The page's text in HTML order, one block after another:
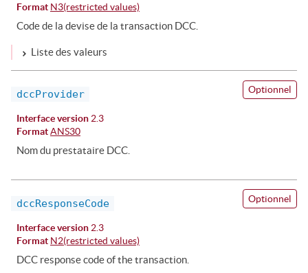
Format N3(restricted values)
Code de la devise de la transaction DCC.
Liste des valeurs
dccProvider Optionnel
Interface version 2.3
Format ANS30
Nom du prestataire DCC.
dccResponseCode Optionnel
Interface version 2.3
Format N2(restricted values)
DCC response code of the transaction.